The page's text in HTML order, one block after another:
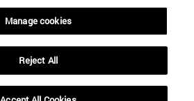
Manage cookies
Reject All